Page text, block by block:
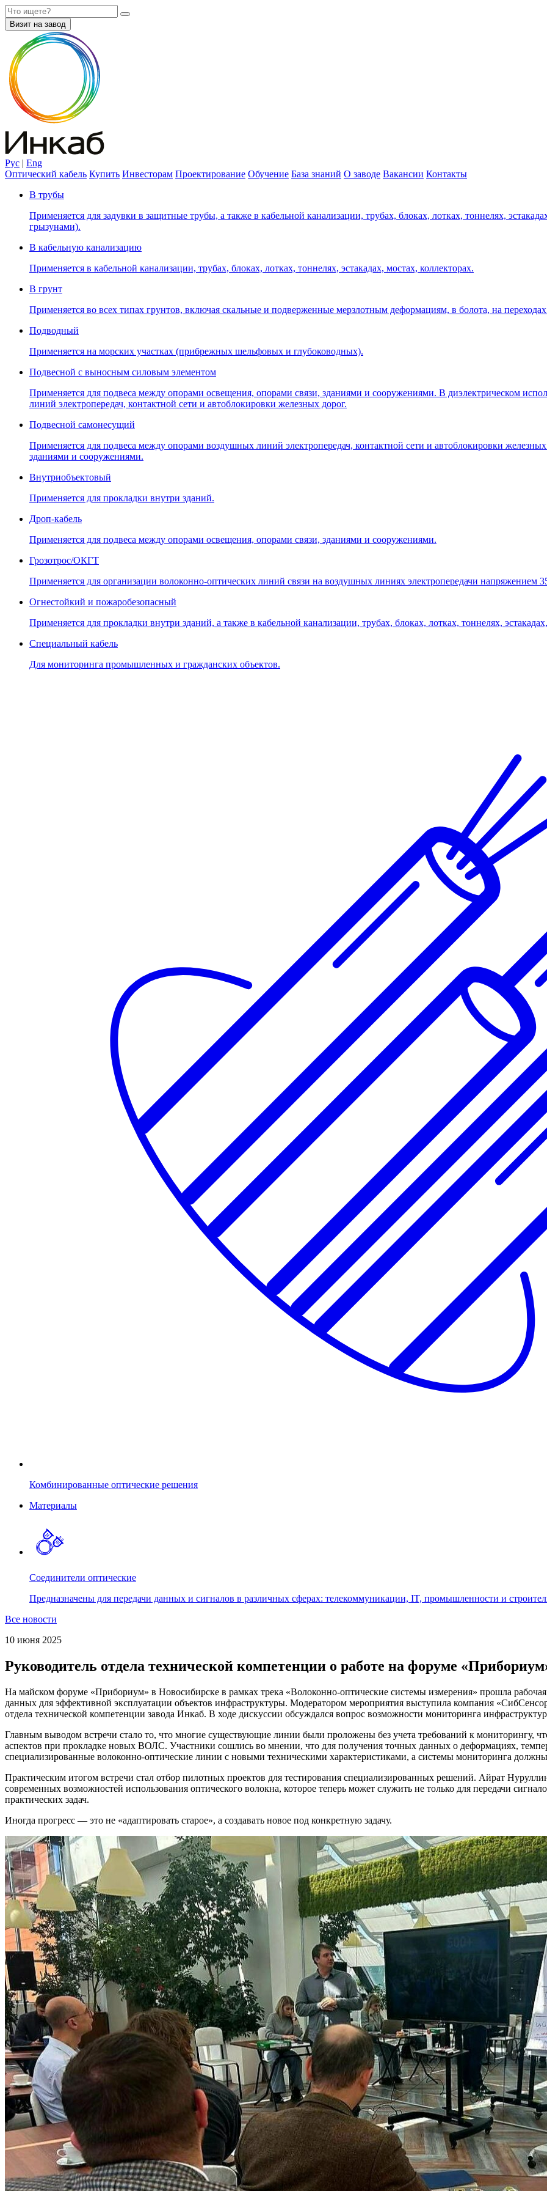
Визит на завод
Рус | Eng
Оптический кабель Купить Инвесторам Проектирование Обучение База знаний О заводе Вакансии Контакты
В трубы
Применяется для задувки в защитные трубы, а также в кабельной канализации, трубах, блоках, лотках, тоннелях,
грызунами).
В кабельную канализацию
Применяется в кабельной канализации, трубах, блоках, лотках, тоннелях, эстакадах, мостах, коллекторах.
В грунт
Применяется во всех типах грунтов, включая скальные и подверженные мерзлотным деформациям, в болота, на
Подводный
Применяется на морских участках (прибрежных шельфовых и глубоководных).
Подвесной с выносным силовым элементом
Применяется для подвеса между опорами освещения, опорами связи, зданиями и сооружениями. В диэлектрическом
линий электропередач, контактной сети и автоблокировки железных дорог.
Подвесной самонесущий
Применяется для подвеса между опорами воздушных линий электропередач, контактной сети и автоблокировки
зданиями и сооружениями.
Внутриобъектовый
Применяется для прокладки внутри зданий.
Дроп-кабель
Применяется для подвеса между опорами освещения, опорами связи, зданиями и сооружениями.
Грозотрос/ОКГТ
Применяется для организации волоконно-оптических линий связи на воздушных линиях электропередачи напряжением
Огнестойкий и пожаробезопасный
Применяется для прокладки внутри зданий, а также в кабельной канализации, трубах, блоках, лотках, тоннелях,
Специальный кабель
Для мониторинга промышленных и гражданских объектов.
Комбинированные оптические решения
Материалы
Соединители оптические
Предназначены для передачи данных и сигналов в различных сферах: телекоммуникации, IT, промышленности и
Все новости
10 июня 2025
Руководитель отдела технической компетенции о работе на форуме
На майском форуме «Прибориум» в Новосибирске в рамках трека «Волоконно-оптические системы измерения» прошла
данных для эффективной эксплуатации объектов инфраструктуры. Модератором мероприятия выступила компания
отдела технической компетенции завода Инкаб. В ходе дискуссии обсуждался вопрос возможности мониторинга
Главным выводом встречи стало то, что многие существующие линии были проложены без учета требований к мониторингу,
аспектов при прокладке новых ВОЛС. Участники сошлись во мнении, что для получения точных данных о деформациях,
специализированные волоконно-оптические линии с новыми техническими характеристиками, а системы мониторинга
Практическим итогом встречи стал отбор пилотных проектов для тестирования специализированных решений. Айрат
современных возможностей использования оптического волокна, которое теперь может служить не только для передачи
практических задач.
Иногда прогресс — это не «адаптировать старое», а создавать новое под конкретную задачу.